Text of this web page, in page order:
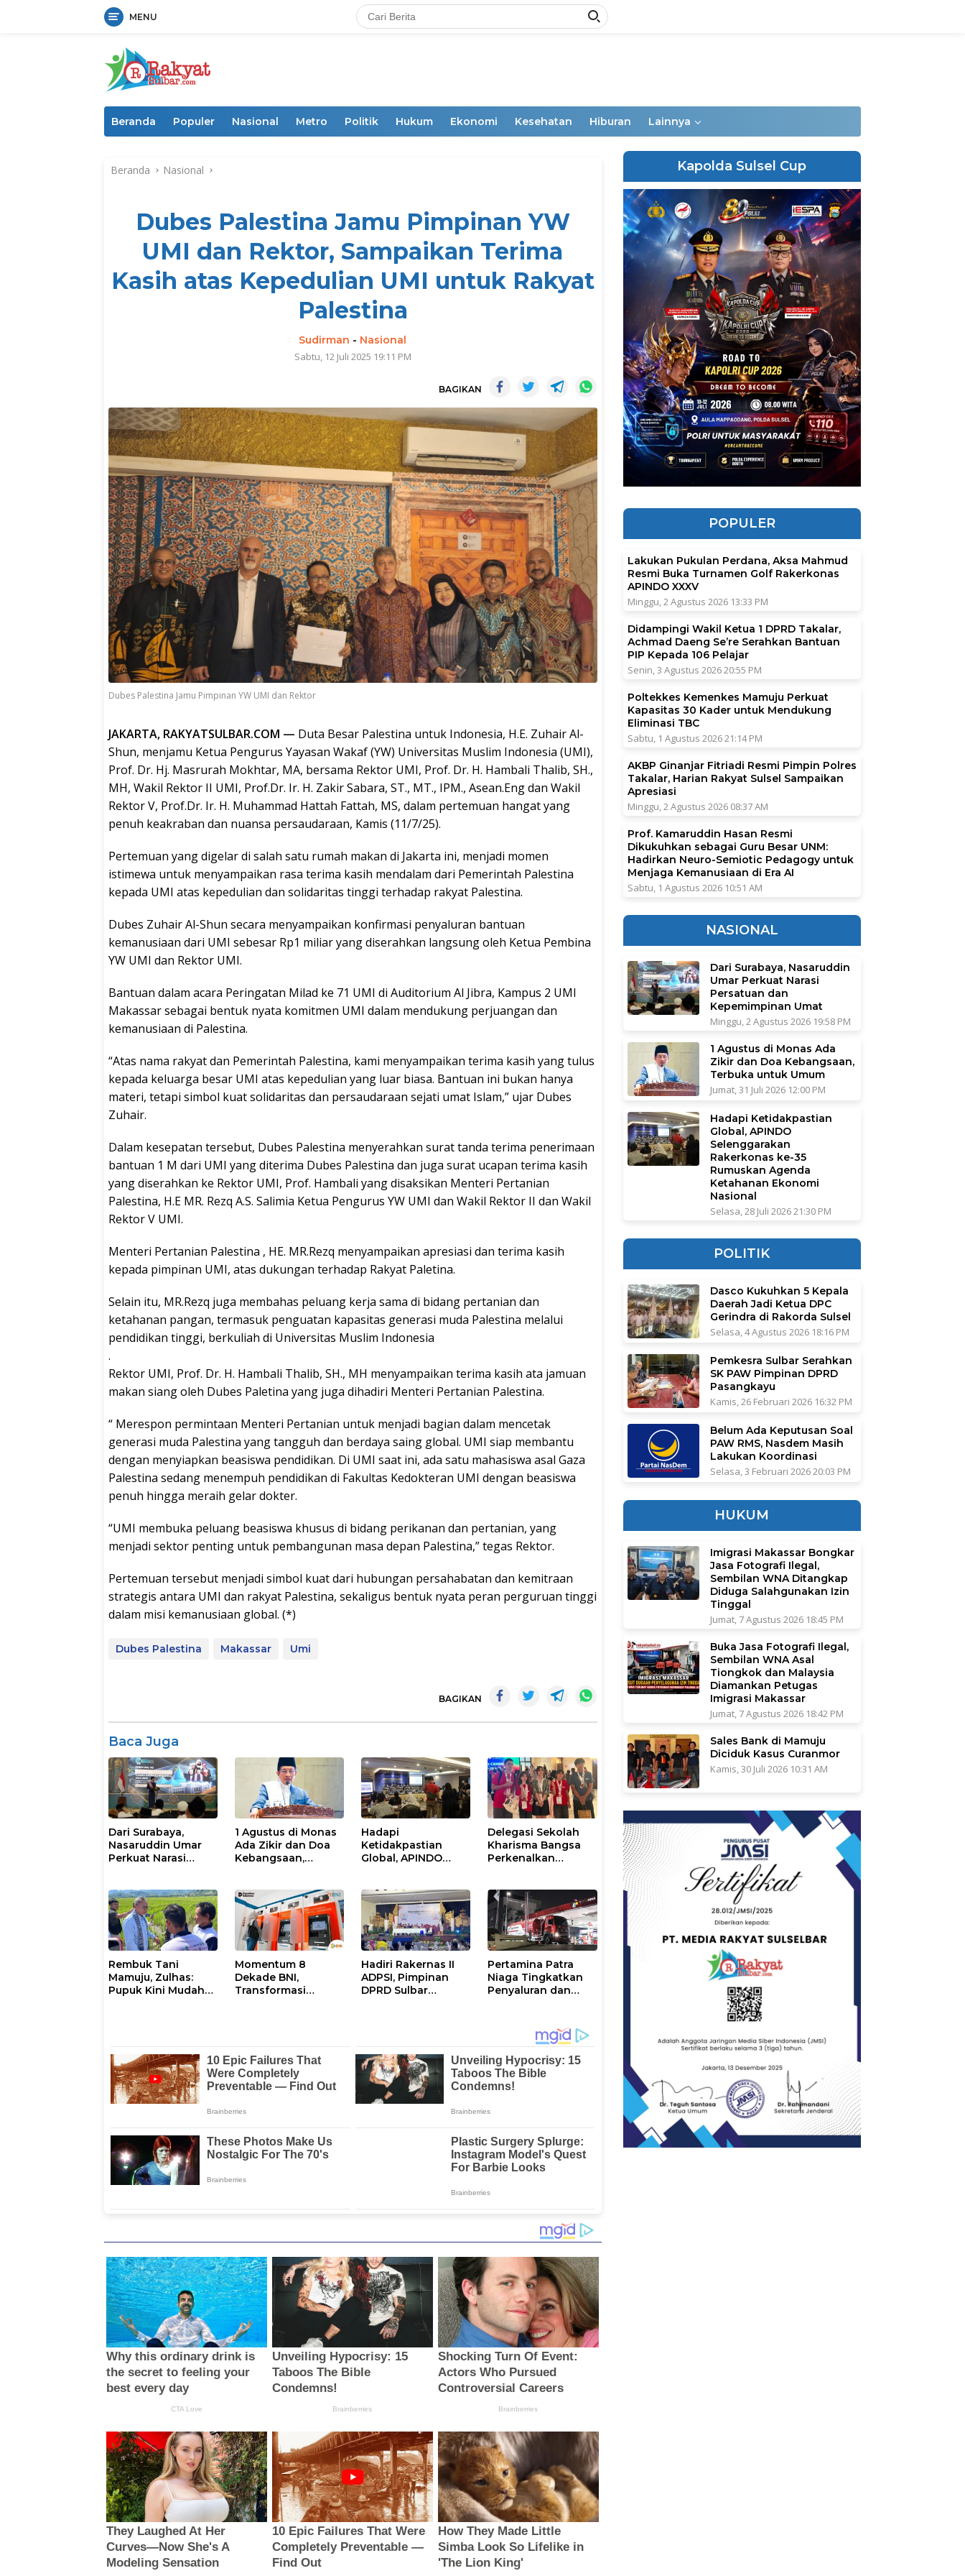
MENU
Beranda Populer Nasional Metro Politik Hukum Ekonomi Kesehatan Hiburan Lainnya
Beranda Nasional
Dubes Palestina Jamu Pimpinan YW
UMI dan Rektor, Sampaikan Terima
Kasih atas Kepedulian UMI untuk Rakyat
Palestina
Sudirman - Nasional
Sabtu, 12 Juli 2025 19:11 PM
BAGIKAN
Dubes Palestina Jamu Pimpinan YW UMI dan Rektor
JAKARTA, RAKYATSULBAR.COM — Duta Besar Palestina untuk Indonesia, H.E. Zuhair Al-
Shun, menjamu Ketua Pengurus Yayasan Wakaf (YW) Universitas Muslim Indonesia (UMI),
Prof. Dr. Hj. Masrurah Mokhtar, MA, bersama Rektor UMI, Prof. Dr. H. Hambali Thalib, SH.,
MH, Wakil Rektor II UMI, Prof.Dr. Ir. H. Zakir Sabara, ST., MT., IPM., Asean.Eng dan Wakil
Rektor V, Prof.Dr. Ir. H. Muhammad Hattah Fattah, MS, dalam pertemuan hangat yang
penuh keakraban dan nuansa persaudaraan, Kamis (11/7/25).
Pertemuan yang digelar di salah satu rumah makan di Jakarta ini, menjadi momen
istimewa untuk menyampaikan rasa terima kasih mendalam dari Pemerintah Palestina
kepada UMI atas kepedulian dan solidaritas tinggi terhadap rakyat Palestina.
Dubes Zuhair Al-Shun secara menyampaikan konfirmasi penyaluran bantuan
kemanusiaan dari UMI sebesar Rp1 miliar yang diserahkan langsung oleh Ketua Pembina
YW UMI dan Rektor UMI.
Bantuan dalam acara Peringatan Milad ke 71 UMI di Auditorium Al Jibra, Kampus 2 UMI
Makassar sebagai bentuk nyata komitmen UMI dalam mendukung perjuangan dan
kemanusiaan di Palestina.
“Atas nama rakyat dan Pemerintah Palestina, kami menyampaikan terima kasih yang tulus
kepada keluarga besar UMI atas kepedulian yang luar biasa. Bantuan ini bukan hanya
materi, tetapi simbol kuat solidaritas dan persaudaraan sejati umat Islam,” ujar Dubes
Zuhair.
Dalam kesepatan tersebut, Dubes Palestina menyerahkan surat tanda terima penerimaan
bantuan 1 M dari UMI yang diterima Dubes Palestina dan juga surat ucapan terima kasih
yang diserahkan ke Rektor UMI, Prof. Hambali yang disaksikan Menteri Pertanian
Palestina, H.E MR. Rezq A.S. Salimia Ketua Pengurus YW UMI dan Wakil Rektor II dan Wakil
Rektor V UMI.
Menteri Pertanian Palestina , HE. MR.Rezq menyampaikan apresiasi dan terima kasih
kepada pimpinan UMI, atas dukungan terhadap Rakyat Paletina.
Selain itu, MR.Rezq juga membahas peluang kerja sama di bidang pertanian dan
ketahanan pangan, termasuk penguatan kapasitas generasi muda Palestina melalui
pendidikan tinggi, berkuliah di Universitas Muslim Indonesia
.
Rektor UMI, Prof. Dr. H. Hambali Thalib, SH., MH menyampaikan terima kasih ata jamuan
makan siang oleh Dubes Paletina yang juga dihadiri Menteri Pertanian Palestina.
“ Merespon permintaan Menteri Pertanian untuk menjadi bagian dalam mencetak
generasi muda Palestina yang tangguh dan berdaya saing global. UMI siap membantu
dengan menyiapkan beasiswa pendidikan. Di UMI saat ini, ada satu mahasiswa asal Gaza
Palestina sedang menempuh pendidikan di Fakultas Kedokteran UMI dengan beasiswa
penuh hingga meraih gelar dokter.
“UMI membuka peluang beasiswa khusus di bidang perikanan dan pertanian, yang
menjadi sektor penting untuk pembangunan masa depan Palestina,” tegas Rektor.
Pertemuan tersebut menjadi simbol kuat dari hubungan persahabatan dan kemitraan
strategis antara UMI dan rakyat Palestina, sekaligus bentuk nyata peran perguruan tinggi
dalam misi kemanusiaan global. (*)
Dubes Palestina Makassar Umi
BAGIKAN
Baca Juga
Dari Surabaya,
Nasaruddin Umar
Perkuat Narasi
Umat
1 Agustus di Monas
Ada Zikir dan Doa
Kebangsaan,
Hadapi
Ketidakpastian
Global, APINDO
Rumuskan Agenda
Ketahanan Ekonomi
Nasional
Delegasi Sekolah
Kharisma Bangsa
Perkenalkan
Ajang International
STEAM Olympiad
2026 di Roma
Rembuk Tani
Mamuju, Zulhas:
Pupuk Kini Mudah
Momentum 8
Dekade BNI,
Transformasi
Hadiri Rakernas II
ADPSI, Pimpinan
DPRD Sulbar
Pertamina Patra
Niaga Tingkatkan
Penyaluran dan
Kapolda Sulsel Cup
POPULER
Lakukan Pukulan Perdana, Aksa Mahmud
Resmi Buka Turnamen Golf Rakerkonas
APINDO XXXV
Minggu, 2 Agustus 2026 13:33 PM
Didampingi Wakil Ketua 1 DPRD Takalar,
Achmad Daeng Se’re Serahkan Bantuan
PIP Kepada 106 Pelajar
Senin, 3 Agustus 2026 20:55 PM
Poltekkes Kemenkes Mamuju Perkuat
Kapasitas 30 Kader untuk Mendukung
Eliminasi TBC
Sabtu, 1 Agustus 2026 21:14 PM
AKBP Ginanjar Fitriadi Resmi Pimpin Polres
Takalar, Harian Rakyat Sulsel Sampaikan
Apresiasi
Minggu, 2 Agustus 2026 08:37 AM
Prof. Kamaruddin Hasan Resmi
Dikukuhkan sebagai Guru Besar UNM:
Hadirkan Neuro-Semiotic Pedagogy untuk
Menjaga Kemanusiaan di Era AI
Sabtu, 1 Agustus 2026 10:51 AM
NASIONAL
Dari Surabaya, Nasaruddin
Umar Perkuat Narasi
Persatuan dan
Kepemimpinan Umat
Minggu, 2 Agustus 2026 19:58 PM
1 Agustus di Monas Ada
Zikir dan Doa Kebangsaan,
Terbuka untuk Umum
Jumat, 31 Juli 2026 12:00 PM
Hadapi Ketidakpastian
Global, APINDO
Selenggarakan
Rakerkonas ke-35
Rumuskan Agenda
Ketahanan Ekonomi
Nasional
Selasa, 28 Juli 2026 21:30 PM
POLITIK
Dasco Kukuhkan 5 Kepala
Daerah Jadi Ketua DPC
Gerindra di Rakorda Sulsel
Selasa, 4 Agustus 2026 18:16 PM
Pemkesra Sulbar Serahkan
SK PAW Pimpinan DPRD
Pasangkayu
Kamis, 26 Februari 2026 16:32 PM
Belum Ada Keputusan Soal
PAW RMS, Nasdem Masih
Lakukan Koordinasi
Selasa, 3 Februari 2026 20:03 PM
HUKUM
Imigrasi Makassar Bongkar
Jasa Fotografi Ilegal,
Sembilan WNA Ditangkap
Diduga Salahgunakan Izin
Tinggal
Jumat, 7 Agustus 2026 18:45 PM
Buka Jasa Fotografi Ilegal,
Sembilan WNA Asal
Tiongkok dan Malaysia
Diamankan Petugas
Imigrasi Makassar
Jumat, 7 Agustus 2026 18:42 PM
Sales Bank di Mamuju
Diciduk Kasus Curanmor
Kamis, 30 Juli 2026 10:31 AM